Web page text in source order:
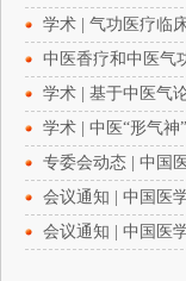
学术 | 气功医疗临
中医香疗和中医气
学术 | 基于中医气
学术 | 中医“形气
专委会动态 | 中国
会议通知 | 中国医
会议通知 | 中国医